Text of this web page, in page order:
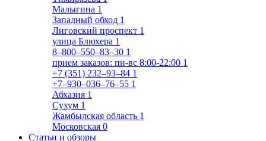
Малыгина 1
Западный обход 1
Лиговский проспект 1
улица Блюхера 1
8‒800‒550‒83‒30 1
прием заказов: пн-вс 8:00-22:00 1
+7 (351) 232‒93‒84 1
+7‒930‒036‒76‒55 1
Абхазия 1
Сухум 1
Жамбылская область 1
Московская 0
Статьи и обзоры